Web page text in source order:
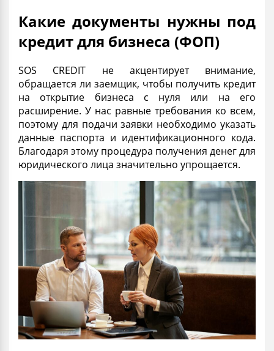
Какие документы нужны под
кредит для бизнеса (ФОП)
SOS CREDIT не акцентирует внимание,
обращается ли заемщик, чтобы получить кредит
на открытие бизнеса с нуля или на его
расширение. У нас равные требования ко всем,
поэтому для подачи заявки необходимо указать
данные паспорта и идентификационного кода.
Благодаря этому процедура получения денег для
юридического лица значительно упрощается.